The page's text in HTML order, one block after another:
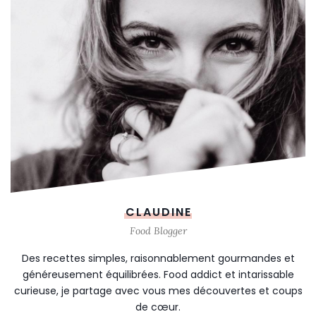
CLAUDINE
Food Blogger
Des recettes simples, raisonnablement gourmandes et
généreusement équilibrées. Food addict et intarissable
curieuse, je partage avec vous mes découvertes et coups
de cœur.